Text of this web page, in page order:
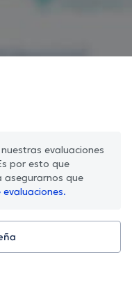
evaluaciones
por esto que
asegurarnos que